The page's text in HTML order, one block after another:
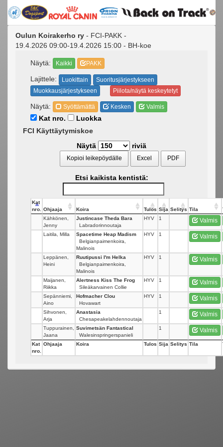
Oulun Koirakerho ry - FCI-PAKK -
19.4.2026 09:00-19.4.2026 15:00 - BH-koe
Näytä: Kaikki PAKK
Lajittele: Luokittain
Suoritusjärjestykseen
Muokkausjärjestykseen
Piilota/näytä keskeytetyt
Näytä: Syöttämättä Kesken Valmis
Kat nro.
Luokka
FCI Käyttäytymiskoe
Näytä
riviä
Kopioi leikepöydälle Excel PDF
Etsi kaikista kentistä:
Kat
nro.
Ohjaaja Koira Tulos Sija Selitys Tila
Kähkönen,
Jenny
Justincase Theda Bara
Labradorinnoutaja
HYV 1 Valmis
Laitila, Milla
Spacetime Heap Madism
Belgianpaimenkoira,
Malinois
HYV 1 Valmis
Leppänen,
Heini
Ruutipussi I'm Helka
Belgianpaimenkoira,
Malinois
HYV 1 Valmis
Maijanen,
Riikka
Alertness Kiss The Frog
Sileäkarvainen Collie
HYV 1 Valmis
Sepänniemi,
Aino
Hofmacher Clou
Hovawart
HYV 1 Valmis
Sihvonen,
Arja
Anastasia
Chesapeakelahdennoutaja
1 Valmis
Tuppurainen,
Jaana
Suvimetsän Fantastical
Walesinspringerspanieli
1 Valmis
Kat
nro.
Ohjaaja Koira Tulos Sija Selitys Tila